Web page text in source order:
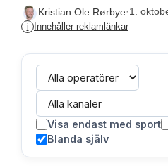
Kristian Ole Rørbye·1.
i Innehåller reklamlänkar
Visa endast med sport
Blanda själv